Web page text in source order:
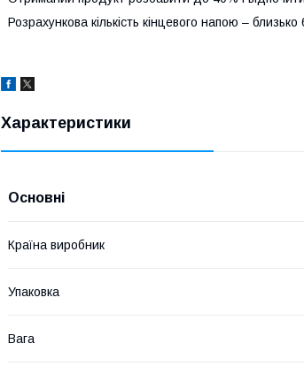
Розрахункова кількість кінцевого напою – близько
Характеристики
Основні
Країна виробник
Упаковка
Вага